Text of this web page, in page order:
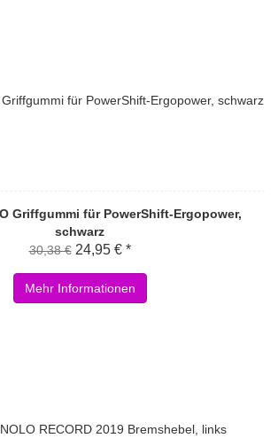
Griffgummi für PowerShift-Ergopower,
schwarz
30,38 € 24,95 € *
Mehr Informationen